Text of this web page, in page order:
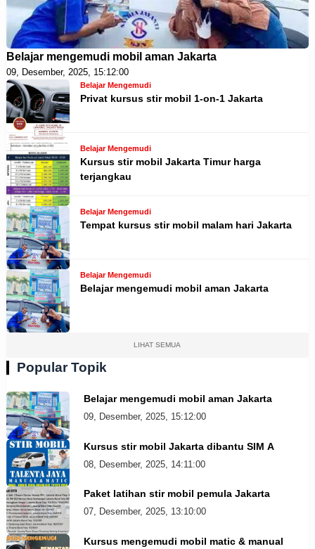
Belajar mengemudi mobil aman Jakarta
09, Desember, 2025, 15:12:00
Belajar Mengemudi
Privat kursus stir mobil 1-on-1 Jakarta
Belajar Mengemudi
Kursus stir mobil Jakarta Timur harga
terjangkau
Belajar Mengemudi
Tempat kursus stir mobil malam hari Jakarta
Belajar Mengemudi
Belajar mengemudi mobil aman Jakarta
LIHAT SEMUA
Popular Topik
Belajar mengemudi mobil aman Jakarta
09, Desember, 2025, 15:12:00
Kursus stir mobil Jakarta dibantu SIM A
08, Desember, 2025, 14:11:00
Paket latihan stir mobil pemula Jakarta
07, Desember, 2025, 13:10:00
Kursus mengemudi mobil matic & manual